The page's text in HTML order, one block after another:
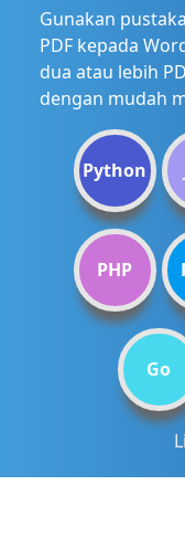
Gunakan
PDF kepada
dua atau lebih
dengan mudah
Python
PHP
Go